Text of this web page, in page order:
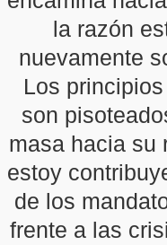
la razón
nuevamente
Los
son
masa hacia su
estoy
de los
frente a las